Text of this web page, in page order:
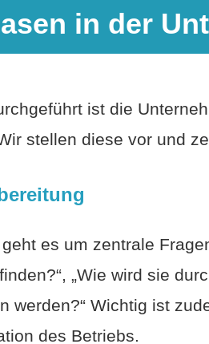
in der
ist die
stellen diese vor und
es um zentrale
„Wie wird sie
werden?“ Wichtig ist
des Betriebs.